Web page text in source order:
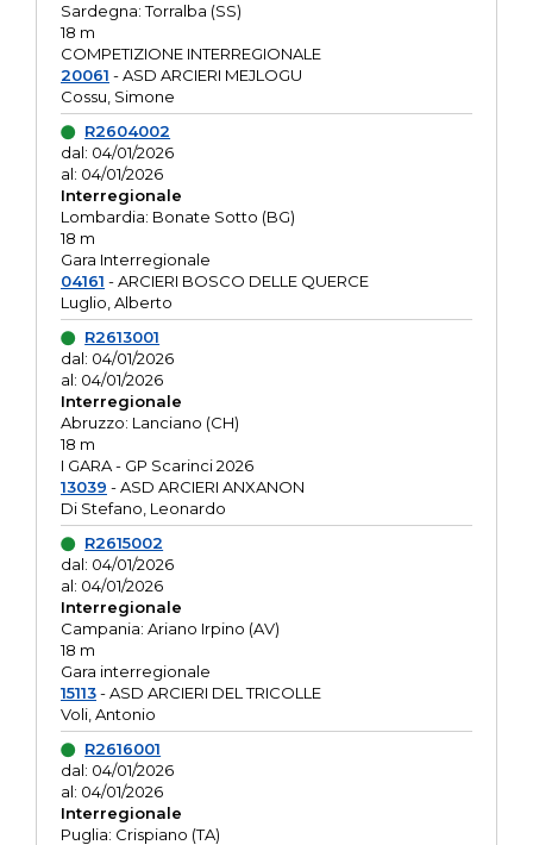
Sardegna: Torralba (SS)
18 m
COMPETIZIONE INTERREGIONALE
20061 - ASD ARCIERI MEJLOGU
Cossu, Simone
R2604002
dal: 04/01/2026
al: 04/01/2026
Interregionale
Lombardia: Bonate Sotto (BG)
18 m
Gara Interregionale
04161 - ARCIERI BOSCO DELLE QUERCE
Luglio, Alberto
R2613001
dal: 04/01/2026
al: 04/01/2026
Interregionale
Abruzzo: Lanciano (CH)
18 m
I GARA - GP Scarinci 2026
13039 - ASD ARCIERI ANXANON
Di Stefano, Leonardo
R2615002
dal: 04/01/2026
al: 04/01/2026
Interregionale
Campania: Ariano Irpino (AV)
18 m
Gara interregionale
15113- ASD ARCIERI DEL TRICOLLE
Voli, Antonio
R2616001
dal: 04/01/2026
al: 04/01/2026
Interregionale
Puglia: Crispiano (TA)